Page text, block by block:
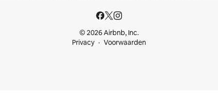
© 2026 Airbnb, Inc.
Privacy
Voorwaarden